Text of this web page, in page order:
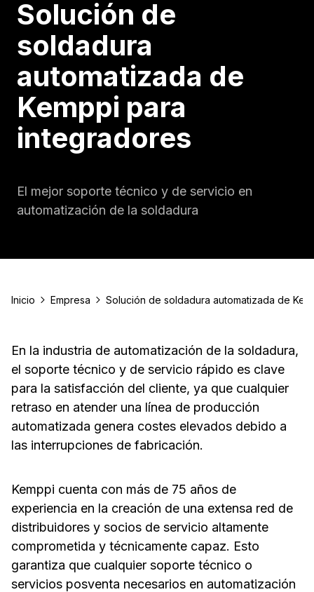
Solución de
soldadura
automatizada de
Kemppi para
integradores
El mejor soporte técnico y de servicio en
automatización de la soldadura
Inicio Empresa Solución de soldadura automatizada de
En la industria de automatización de la soldadura,
el soporte técnico y de servicio rápido es clave
para la satisfacción del cliente, ya que cualquier
retraso en atender una línea de producción
automatizada genera costes elevados debido a
las interrupciones de fabricación.
Kemppi cuenta con más de 75 años de
experiencia en la creación de una extensa red de
distribuidores y socios de servicio altamente
comprometida y técnicamente capaz. Esto
garantiza que cualquier soporte técnico o
servicios posventa necesarios en automatización